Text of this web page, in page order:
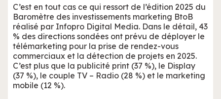
C’est en tout cas ce qui ressort de l’édition 2025 du
Baromètre des investissements marketing BtoB
réalisé par Infopro Digital Media. Dans le détail, 43
% des directions sondées ont prévu de déployer le
télémarketing pour la prise de rendez-vous
commerciaux et la détection de projets en 2025.
C’est plus que la publicité print (37 %), le Display
(37 %), le couple TV – Radio (28 %) et le marketing
mobile (12 %).